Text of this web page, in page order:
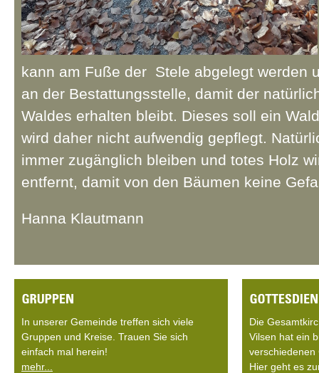
kann am Fuße der Stele abgelegt werden
an der Bestattungsstelle, damit der
Waldes erhalten bleibt. Dieses soll ein
wird daher nicht aufwendig gepflegt.
immer zugänglich bleiben und totes Holz
entfernt, damit von den Bäumen keine
Hanna Klautmann
In unserer Gemeinde treffen sich viele
Gruppen und Kreise. Trauen Sie sich
einfach mal herein!
mehr...
Die
Vilsen hat ein
verschiedenen
Hier geht es